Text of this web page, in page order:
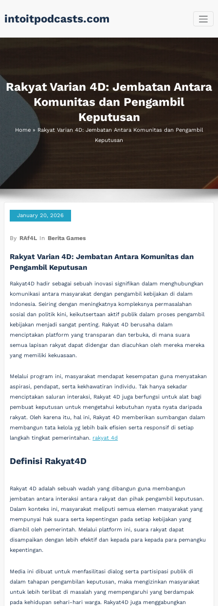
tointoitpodcasts.com
Rakyat Varian 4D: Jembatan Antara
Komunitas dan Pengambil
Keputusan
Home » Rakyat Varian 4D: Jembatan Antara Komunitas dan Pengambil
Keputusan
January 20, 2026
By RAf4L In Berita Games
Rakyat Varian 4D: Jembatan Antara Komunitas dan
Pengambil Keputusan
Rakyat4D hadir sebagai sebuah inovasi signifikan dalam menghubungkan
komunikasi antara masyarakat dengan pengambil kebijakan di dalam
Indonesia. Seiring dengan meningkatnya kompleksnya permasalahan
sosial dan politik kini, keikutsertaan aktif publik dalam proses pengambil
kebijakan menjadi sangat penting. Rakyat 4D berusaha dalam
menciptakan platform yang transparan dan terbuka, di mana suara
semua lapisan rakyat dapat didengar dan diacuhkan oleh mereka mereka
yang memiliki kekuasaan.
Melalui program ini, masyarakat mendapat kesempatan guna menyatakan
aspirasi, pendapat, serta kekhawatiran individu. Tak hanya sekadar
menciptakan saluran interaksi, Rakyat 4D juga berfungsi untuk alat bagi
pembuat keputusan untuk mengetahui kebutuhan nyata nyata daripada
rakyat. Oleh karena itu, hal ini, Rakyat 4D memberikan sumbangan dalam
membangun tata kelola yg lebih baik efisien serta responsif di setiap
langkah tingkat pemerintahan. rakyat 4d
Definisi Rakyat4D
Rakyat 4D adalah sebuah wadah yang dibangun guna membangun
jembatan antara interaksi antara rakyat dan pihak pengambil keputusan.
Dalam konteks ini, masyarakat meliputi semua elemen masyarakat yang
mempunyai hak suara serta kepentingan pada setiap kebijakan yang
diambil oleh pemerintah. Melalui platform ini, suara rakyat dapat
disampaikan dengan lebih efektif dan kepada para kepada para pemangku
kepentingan.
Media ini dibuat untuk menfasilitasi dialog serta partisipasi publik di
dalam tahapan pengambilan keputusan, maka mengizinkan masyarakat
untuk lebih terlibat di masalah yang mempengaruhi yang berdampak
pada kehidupan sehari-hari warga. Rakyat4D juga menggabungkan